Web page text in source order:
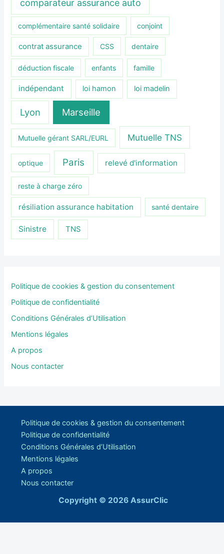
comparateur assurance auto
complémentaire santé solidaire conjoint
contrat assurance CSS dentaire
déduction fiscale enfants famille
indépendant loi hamon loi madelin
Lyon Marseille
Mutuelle gérant SARL/EURL Mutuelle TNS
optique Paris relevé d'information
reste à charge zéro
résiliation assurance habitation santé dentaire
Sinistre TNS
Politique de cookies & gestion du consentement
Politique de confidentialité
Conditions Générales d’Utilisation
Mentions légales
A propos
Nous contacter
Politique de cookies & gestion du consentement
Politique de confidentialité
Conditions Générales d’Utilisation
Mentions légales
A propos
Nous contacter
Copyright © 2026 AssurClic